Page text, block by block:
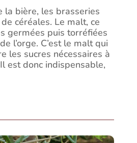
la bière, les brasseries
céréales. Le malt, ce
germées puis torréfiées
l’orge. C’est le malt qui
les sucres nécessaires à
est donc indispensable,